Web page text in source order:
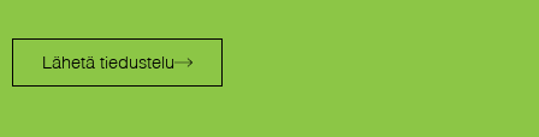
Lähetä tiedustelu